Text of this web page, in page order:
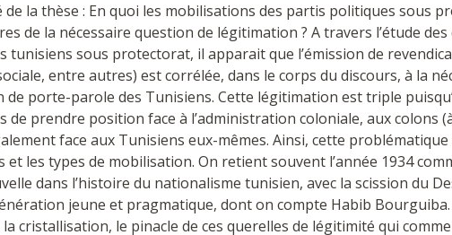
de la thèse : En quoi les mobilisations des partis politiques sous
de la nécessaire question de légitimation ? A travers l’étude
tunisiens sous protectorat, il apparait que l’émission de
entre autres) est corrélée, dans le corps du discours, à la
de porte-parole des Tunisiens. Cette légitimation est triple
de prendre position face à l’administration coloniale, aux colons
face aux Tunisiens eux-mêmes. Ainsi, cette
et les types de mobilisation. On retient souvent l’année 1934
dans l’histoire du nationalisme tunisien, avec la scission du
jeune et pragmatique, dont on compte Habib Bourguiba.
cristallisation, le pinacle de ces querelles de légitimité qui